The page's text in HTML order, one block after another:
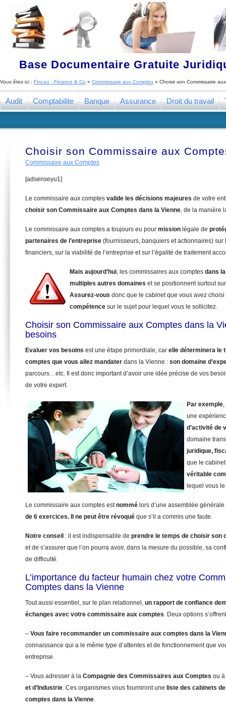
Base Documentaire Gratuite
Vous êtes ici : Finceo - Finance & Co » Commissaire aux Comptes » Choisir son Commissaire
Audit Comptabilite Banque Assurance Droit du travail
Choisir son Commissaire aux
Commissaire aux Comptes
[adsenseyu1]
Le commissaire aux comptes valide les décisions majeures de votre
choisir son Commissaire aux Comptes dans la Vienne, de la manière
Le commissaire aux comptes a toujours eu pour mission légale de
partenaires de l’entreprise (fournisseurs, banquiers et actionnaires) sur
financiers, sur la viabilité de l’entreprise et sur l’égalité de traitement
Mais aujourd’hui, les commissaires aux comptes dans
multiples autres domaines et se positionnent surtout
Assurez-vous donc que le cabinet que vous avez
compétence sur le sujet pour lequel vous le sollicitez.
Choisir son Commissaire aux Comptes dans la
besoins
Evaluer vos besoins est une étape primordiale, car elle déterminera le
comptes que vous allez mandater dans la Vienne : son domaine
parcours…etc. Il est donc important d’avoir une idée précise de vos
de votre expert.
Par exemple
une
d’activité de
domaine
juridique,
que le
véritable
lequel vous
Le commissaire aux comptes estnommé lors d’une assemblée
de 6 exercices.
Il ne peut être révoqué que s’il a commis une faute.
Notre conseil : il est indispensable de prendre le temps de choisir son
et de s’assurer que l’on pourra avoir, dans la mesure du possible, sa
de difficulté.
L’importance du facteur humain chez votre
Comptes dans la Vienne
Tout aussi essentiel, sur le plan relationnel, un rapport de confiance
échanges avec votre commissaire aux comptes. Deux options
– Vous faire recommander un commissaire aux comptes dans la
connaissance qui a le même type d’attentes et de fonctionnement que
entreprise.
– Vous adresser à la Compagnie des Commissaires aux Comptes ou
et d’Industrie. Ces organismes vous fourniront une liste des cabinets
comptes dans la Vienne.